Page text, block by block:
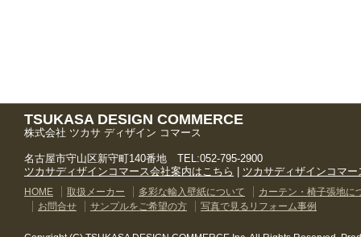
TSUKASA DESIGN COMMERCE
株式会社 ツカサ ディザイン コマース
名古屋市守山区新守町140番地 TEL:052-795-2900
ツカサディザインコマース会社案内はこちら
ツカサディザインコマ
HOME 取扱メーカー 多彩な輸入壁紙について
カーテン・椅子張地に
お問合せ
サンプルをご希望の方 写真で見るリフォーム事例